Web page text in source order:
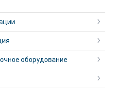
оборудование